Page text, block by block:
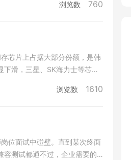
浏览数 760
芯片上占据大部分份额，是韩
滑，三星、SK海力士等芯片
浏览数 1610
位面试中碰壁。直到某次终面
容测试都通不过，企业需要的